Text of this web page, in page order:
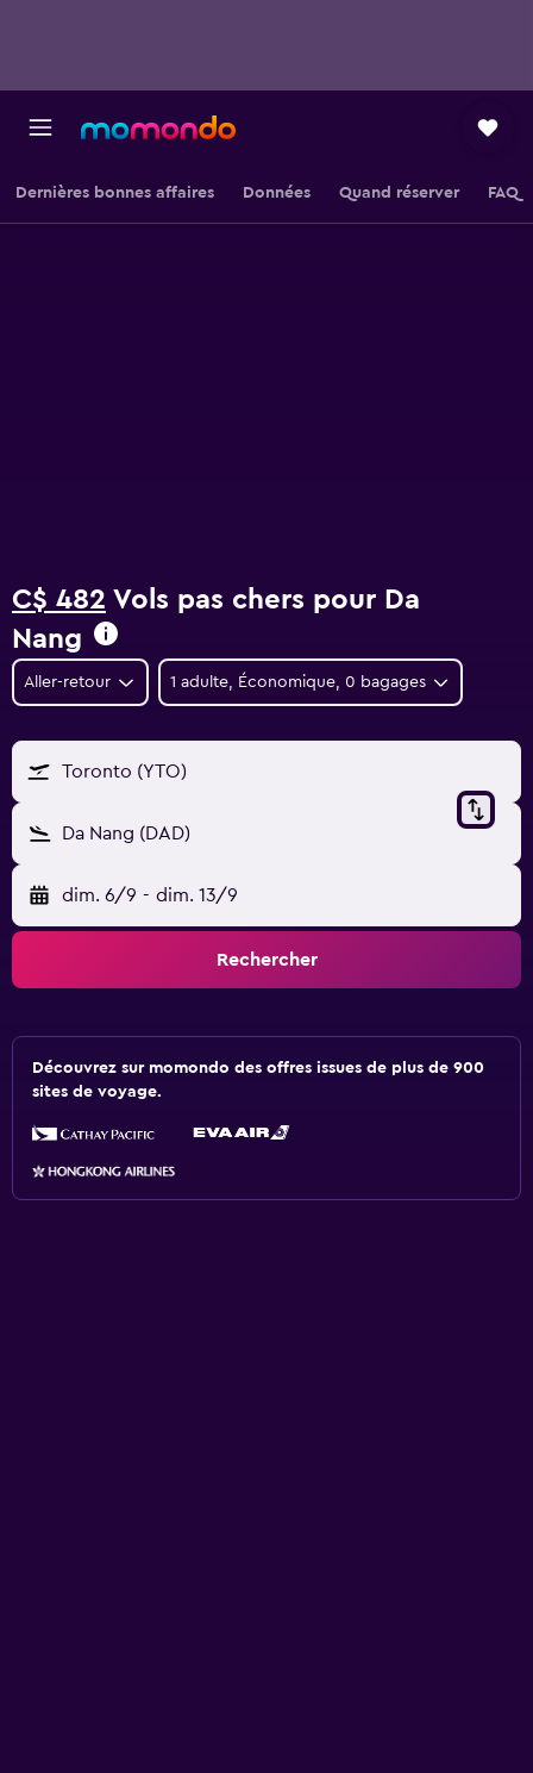
Dernières bonnes affaires Données Quand réserver FAQ
C$ 482 Vols pas chers pour Da
Nang
Aller-retour 1 adulte, Économique, 0 bagages
Toronto (YTO)
Da Nang (DAD)
dim. 6/9 - dim. 13/9
Rechercher
Découvrez sur momondo des offres issues de plus de 900
sites de voyage.